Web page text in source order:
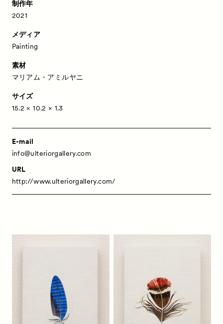
Artworks 作品一覧
Special Programs 特別プログラム
About ACKとは
Visitor Information
Press プレス
Contact
制作年
2021
メディア
Painting
素材
マリアム・アミルヤニ
サイズ
15.2 × 10.2 × 1.3
E-mail
info@ulteriorgallery.com
URL
http://www.ulteriorgallery.com/